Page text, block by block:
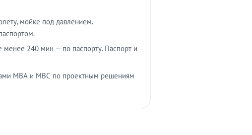
мойке под давлением.
менее 240 мин — по паспорту. Паспорт и
МВА и МВС по проектным решениям